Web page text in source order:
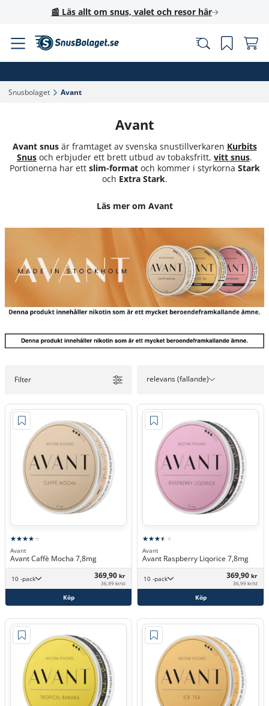
📰 Läs allt om snus, valet och resor här
Snusbolaget‎ Avant‎
Avant
Avant snusär framtaget av svenska snustillverkaren Kurbits
Snus och erbjuder ett brett utbud av tobaksfritt, vitt snus.
Portionerna har ett slim-formatoch kommer i styrkorna Stark
och Extra Stark.
Läs mer om Avant
Filter relevans (fallande)
Avant
Avant Caffè Mocha 7,8mg
10 -pack 369,90 kr
36,99 kr/st
Köp
Avant
Avant Raspberry Liqorice 7,8mg
10 -pack 369,90 kr
36,99 kr/st
Köp